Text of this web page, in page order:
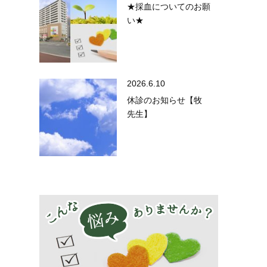
★採血についてのお願
い★
休診のお知らせ【牧
先生】
2026.6.10